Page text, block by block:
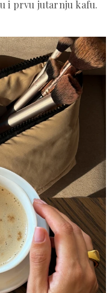
i prvu jutarnju kafu.